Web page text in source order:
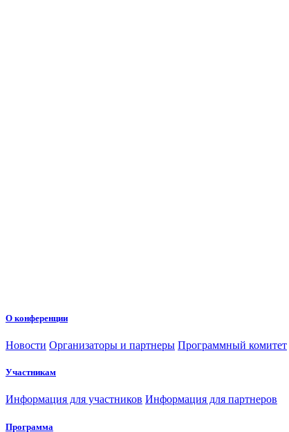
О конференции
Новости Организаторы и партнеры Программный комитет
Участникам
Информация для участников Информация для партнеров
Программа